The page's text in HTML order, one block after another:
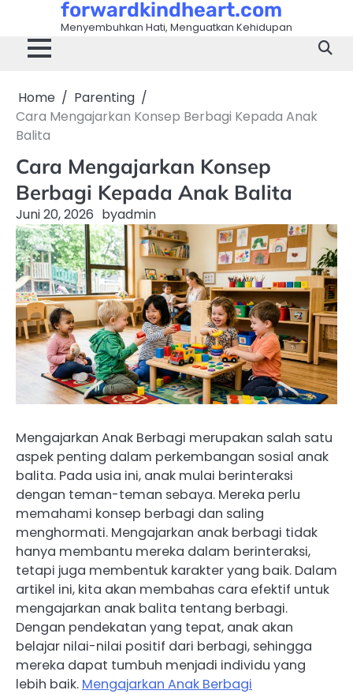
content
forwardkindheart.com
Menyembuhkan Hati, Menguatkan Kehidupan
Home
Parenting
Cara Mengajarkan Konsep Berbagi Kepada Anak
Balita
Cara Mengajarkan Konsep
Berbagi Kepada Anak Balita
Juni 20, 2026 byadmin
Mengajarkan Anak Berbagi merupakan salah satu
aspek penting dalam perkembangan sosial anak
balita. Pada usia ini, anak mulai berinteraksi
dengan teman-teman sebaya. Mereka perlu
memahami konsep berbagi dan saling
menghormati. Mengajarkan anak berbagi tidak
hanya membantu mereka dalam berinteraksi,
tetapi juga membentuk karakter yang baik. Dalam
artikel ini, kita akan membahas cara efektif untuk
mengajarkan anak balita tentang berbagi.
Dengan pendekatan yang tepat, anak akan
belajar nilai-nilai positif dari berbagi, sehingga
mereka dapat tumbuh menjadi individu yang
lebih baik. Mengajarkan Anak Berbagi